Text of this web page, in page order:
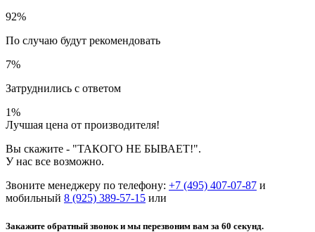
92%
По случаю будут рекомендовать
7%
Затруднились с ответом
1%
Лучшая цена от производителя!
Вы скажите - "ТАКОГО НЕ БЫВАЕТ!".
У нас все возможно.
Звоните менеджеру по телефону: +7 (495) 407-07-87 и
мобильный 8 (925) 389-57-15 или
Закажите обратный звонок и мы перезвоним вам за 60 секунд.